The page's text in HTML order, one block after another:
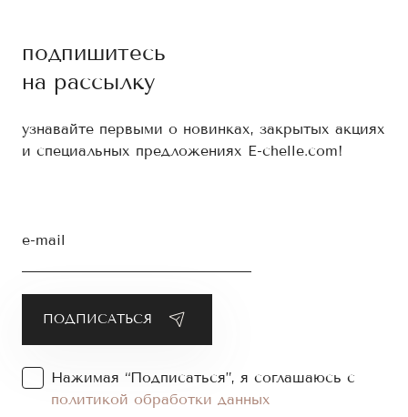
подпишитесь
на рассылку
узнавайте первыми о новинках, закрытых акциях
и специальных предложениях E-chelle.com!
e-mail
Нажимая “Подписаться”, я соглашаюсь с
политикой обработки данных